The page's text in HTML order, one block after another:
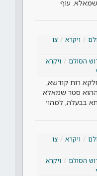
עוף
ויקרא
צו
הסולם
ויקרא
רוח קודשא,
סטר שמאלא.
בבעלה, למהוי
ויקרא
צו
הסולם
ויקרא